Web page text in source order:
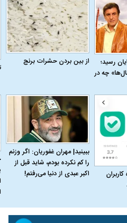
پایان رسید؛
چه در
از بین بردن حشرات برنج
ببینید| مهران غفوریان: اگر وزنم
را کم نکرده بودم، شاید قبل از
اکبر عبدی از دنیا می‌رفتم!
نگرانی من،
مردم است
ببینید| عراقچی: تعیین
شدن تنگه هرمز نیست
و شفاف‌کننده دلیل علاقه برخی افراد به